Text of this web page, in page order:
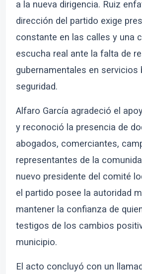
a la nueva dirigencia. Ruiz
dirección del partido exige
constante en las calles y una
escucha real ante la falta de
gubernamentales en servicios
seguridad.
Alfaro García agradeció el
y reconoció la presencia de
abogados, comerciantes,
representantes de la
nuevo presidente del comité
el partido posee la autoridad
mantener la confianza de
testigos de los cambios
municipio.
El acto concluyó con un